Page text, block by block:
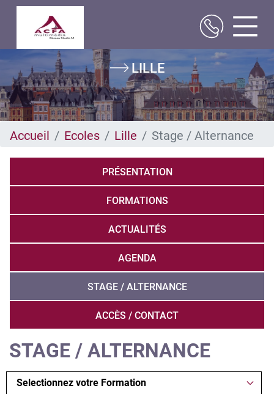
contenu
principal
LILLE
Accueil Ecoles Lille Stage / Alternance
PRÉSENTATION
FORMATIONS
ACTUALITÉS
AGENDA
STAGE / ALTERNANCE
ACCÈS / CONTACT
STAGE / ALTERNANCE